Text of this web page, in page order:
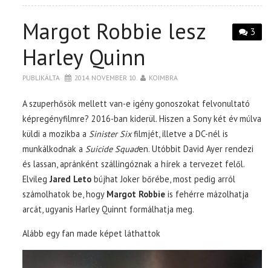
3
Margot Robbie lesz
Harley Quinn
PUBLIKÁLTA 2014. NOVEMBER 10. KOIMBRA
A szuperhősök mellett van-e igény gonoszokat felvonultató
képregényfilmre? 2016-ban kiderül. Hiszen a Sony két év múlva
küldi a mozikba a Sinister Sixfilmjét, illetve a DC-nél is
munkálkodnak a Suicide Squaden. Utóbbit David Ayer rendezi
és lassan, apránként szállingóznak a hírek a tervezet felől.
Elvileg Jared Leto bújhat Joker bőrébe, most pedig arról
számolhatok be, hogy Margot Robbie is fehérre mázolhatja
arcát, ugyanis Harley Quinnt formálhatja meg.
Alább egy fan made képet láthattok